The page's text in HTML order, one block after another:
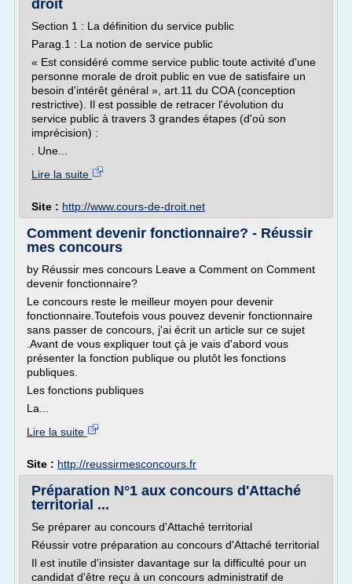
droit
Section 1 : La définition du service public
Parag.1 : La notion de service public
« Est considéré comme service public toute activité d'une
personne morale de droit public en vue de satisfaire un
besoin d'intérêt général », art.11 du COA (conception
restrictive). Il est possible de retracer l'évolution du
service public à travers 3 grandes étapes (d'où son
imprécision) :
. Une...
Lire la suite
Site : http://www.cours-de-droit.net
Comment devenir fonctionnaire? - Réussir
mes concours
by Réussir mes concours Leave a Comment on Comment
devenir fonctionnaire?
Le concours reste le meilleur moyen pour devenir
fonctionnaire.Toutefois vous pouvez devenir fonctionnaire
sans passer de concours, j'ai écrit un article sur ce sujet
.Avant de vous expliquer tout çà je vais d'abord vous
présenter la fonction publique ou plutôt les fonctions
publiques.
Les fonctions publiques
La...
Lire la suite
Site : http://reussirmesconcours.fr
Préparation N°1 aux concours d'Attaché
territorial ...
Se préparer au concours d'Attaché territorial
Réussir votre préparation au concours d'Attaché territorial
Il est inutile d'insister davantage sur la difficulté pour un
candidat d'être reçu à un concours administratif de